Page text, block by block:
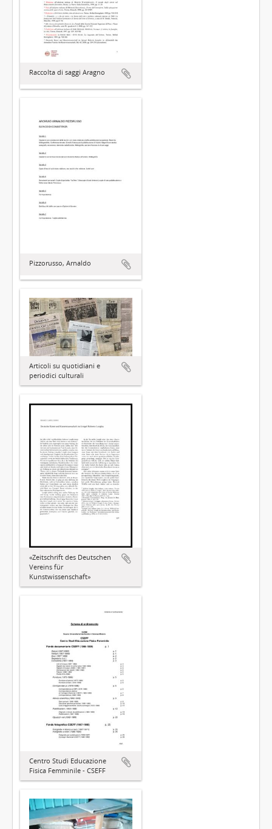
Raccolta di saggi Aragno
Pizzorusso, Arnaldo
Articoli su quotidiani e
periodici culturali
«Zeitschrift des Deutschen
Vereins für
Kunstwissenschaft»
Centro Studi Educazione
Fisica Femminile - CSEFF